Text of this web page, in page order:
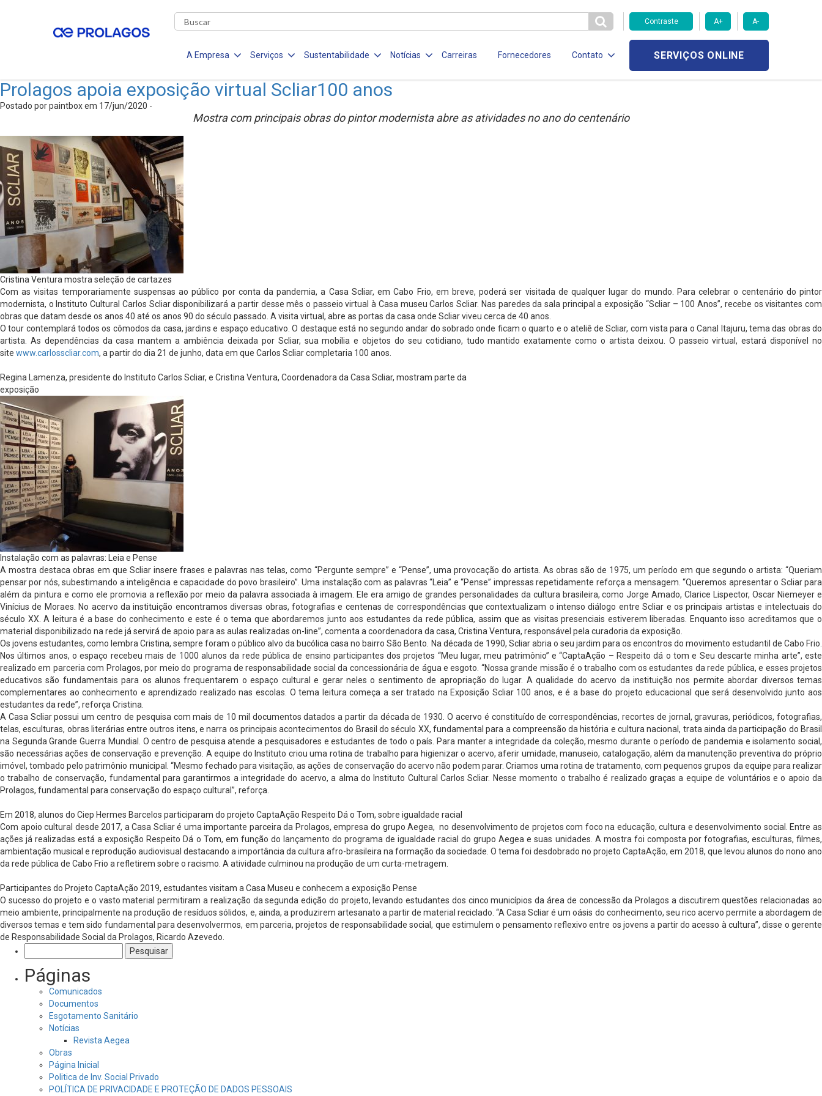
Contraste A+ A-
A Empresa Serviços Sustentabilidade Notícias Carreiras Fornecedores Contato SERVIÇOS ONLINE
Prolagos apoia exposição virtual Scliar100 anos
Postado por paintbox em 17/jun/2020 -
Mostra com principais obras do pintor modernista abre as atividades no ano do centenário
Cristina Ventura mostra seleção de cartazes
Com as visitas temporariamente suspensas ao público por conta da pandemia, a Casa Scliar, em Cabo Frio, em breve, poderá ser visitada de qualquer lugar do mundo. Para celebrar o centenário do pintor
modernista, o Instituto Cultural Carlos Scliar disponibilizará a partir desse mês o passeio virtual à Casa museu Carlos Scliar. Nas paredes da sala principal a exposição “Scliar – 100 Anos”, recebe os visitantes com
obras que datam desde os anos 40 até os anos 90 do século passado. A visita virtual, abre as portas da casa onde Scliar viveu cerca de 40 anos.
O tour contemplará todos os cômodos da casa, jardins e espaço educativo. O destaque está no segundo andar do sobrado onde ficam o quarto e o ateliê de Scliar, com vista para o Canal Itajuru, tema das obras do
artista. As dependências da casa mantem a ambiência deixada por Scliar, sua mobília e objetos do seu cotidiano, tudo mantido exatamente como o artista deixou. O passeio virtual, estará disponível no
site www.carlosscliar.com, a partir do dia 21 de junho, data em que Carlos Scliar completaria 100 anos.
Regina Lamenza, presidente do Instituto Carlos Scliar, e Cristina Ventura, Coordenadora da Casa Scliar, mostram parte da
exposição
Instalação com as palavras: Leia e Pense
A mostra destaca obras em que Scliar insere frases e palavras nas telas, como “Pergunte sempre” e “Pense”, uma provocação do artista. As obras são de 1975, um período em que segundo o artista: “Queriam
pensar por nós, subestimando a inteligência e capacidade do povo brasileiro”. Uma instalação com as palavras “Leia” e “Pense” impressas repetidamente reforça a mensagem. “Queremos apresentar o Scliar para
além da pintura e como ele promovia a reflexão por meio da palavra associada à imagem. Ele era amigo de grandes personalidades da cultura brasileira, como Jorge Amado, Clarice Lispector, Oscar Niemeyer e
Vinícius de Moraes. No acervo da instituição encontramos diversas obras, fotografias e centenas de correspondências que contextualizam o intenso diálogo entre Scliar e os principais artistas e intelectuais do
século XX. A leitura é a base do conhecimento e este é o tema que abordaremos junto aos estudantes da rede pública, assim que as visitas presenciais estiverem liberadas. Enquanto isso acreditamos que o
material disponibilizado na rede já servirá de apoio para as aulas realizadas on-line”, comenta a coordenadora da casa, Cristina Ventura, responsável pela curadoria da exposição.
Os jovens estudantes, como lembra Cristina, sempre foram o público alvo da bucólica casa no bairro São Bento. Na década de 1990, Scliar abria o seu jardim para os encontros do movimento estudantil de Cabo Frio.
Nos últimos anos, o espaço recebeu mais de 1000 alunos da rede pública de ensino participantes dos projetos “Meu lugar, meu patrimônio” e “CaptaAção – Respeito dá o tom e Seu descarte minha arte”, este
realizado em parceria com Prolagos, por meio do programa de responsabilidade social da concessionária de água e esgoto. “Nossa grande missão é o trabalho com os estudantes da rede pública, e esses projetos
educativos são fundamentais para os alunos frequentarem o espaço cultural e gerar neles o sentimento de apropriação do lugar. A qualidade do acervo da instituição nos permite abordar diversos temas
complementares ao conhecimento e aprendizado realizado nas escolas. O tema leitura começa a ser tratado na Exposição Scliar 100 anos, e é a base do projeto educacional que será desenvolvido junto aos
estudantes da rede”, reforça Cristina.
A Casa Scliar possui um centro de pesquisa com mais de 10 mil documentos datados a partir da década de 1930. O acervo é constituído de correspondências, recortes de jornal, gravuras, periódicos, fotografias,
telas, esculturas, obras literárias entre outros itens, e narra os principais acontecimentos do Brasil do século XX, fundamental para a compreensão da história e cultura nacional, trata ainda da participação do Brasil
na Segunda Grande Guerra Mundial. O centro de pesquisa atende a pesquisadores e estudantes de todo o país. Para manter a integridade da coleção, mesmo durante o período de pandemia e isolamento social,
são necessárias ações de conservação e prevenção. A equipe do Instituto criou uma rotina de trabalho para higienizar o acervo, aferir umidade, manuseio, catalogação, além da manutenção preventiva do próprio
imóvel, tombado pelo patrimônio municipal. “Mesmo fechado para visitação, as ações de conservação do acervo não podem parar. Criamos uma rotina de tratamento, com pequenos grupos da equipe para realizar
o trabalho de conservação, fundamental para garantirmos a integridade do acervo, a alma do Instituto Cultural Carlos Scliar. Nesse momento o trabalho é realizado graças a equipe de voluntários e o apoio da
Prolagos, fundamental para conservação do espaço cultural”, reforça.
Em 2018, alunos do Ciep Hermes Barcelos participaram do projeto CaptaAção Respeito Dá o Tom, sobre igualdade racial
Com apoio cultural desde 2017, a Casa Scliar é uma importante parceira da Prolagos, empresa do grupo Aegea, no desenvolvimento de projetos com foco na educação, cultura e desenvolvimento social. Entre as
ações já realizadas está a exposição Respeito Dá o Tom, em função do lançamento do programa de igualdade racial do grupo Aegea e suas unidades. A mostra foi composta por fotografias, esculturas, filmes,
ambientação musical e reprodução audiovisual destacando a importância da cultura afro-brasileira na formação da sociedade. O tema foi desdobrado no projeto CaptaAção, em 2018, que levou alunos do nono ano
da rede pública de Cabo Frio a refletirem sobre o racismo. A atividade culminou na produção de um curta-metragem.
Participantes do Projeto CaptaAção 2019, estudantes visitam a Casa Museu e conhecem a exposição Pense
O sucesso do projeto e o vasto material permitiram a realização da segunda edição do projeto, levando estudantes dos cinco municípios da área de concessão da Prolagos a discutirem questões relacionadas ao
meio ambiente, principalmente na produção de resíduos sólidos, e, ainda, a produzirem artesanato a partir de material reciclado. “A Casa Scliar é um oásis do conhecimento, seu rico acervo permite a abordagem de
diversos temas e tem sido fundamental para desenvolvermos, em parceria, projetos de responsabilidade social, que estimulem o pensamento reflexivo entre os jovens a partir do acesso à cultura”, disse o gerente
de Responsabilidade Social da Prolagos, Ricardo Azevedo.
por:
Páginas
Comunicados
Documentos
Esgotamento Sanitário
Notícias
Revista Aegea
Obras
Página Inicial
Politica de Inv. Social Privado
POLÍTICA DE PRIVACIDADE E PROTEÇÃO DE DADOS PESSOAIS